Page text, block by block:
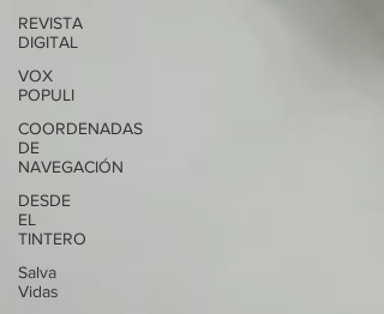
REVISTA
DIGITAL
VOX
POPULI
COORDENADAS
DE
NAVEGACIÓN
DESDE
EL
TINTERO
Salva
Vidas